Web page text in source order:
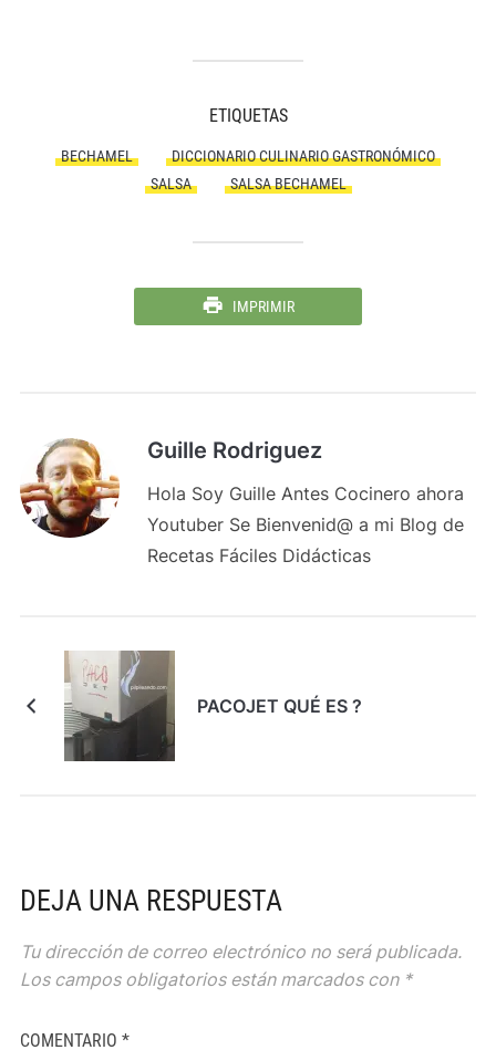
ETIQUETAS
BECHAMEL
DICCIONARIO CULINARIO GASTRONÓMICO
SALSA
SALSA BECHAMEL
IMPRIMIR
Guille Rodriguez
Hola Soy Guille Antes Cocinero ahora
Youtuber Se Bienvenid@ a mi Blog de
Recetas Fáciles Didácticas
PACOJET QUÉ ES ?
DEJA UNA RESPUESTA
Tu dirección de correo electrónico no será publicada.
Los campos obligatorios están marcados con *
COMENTARIO *